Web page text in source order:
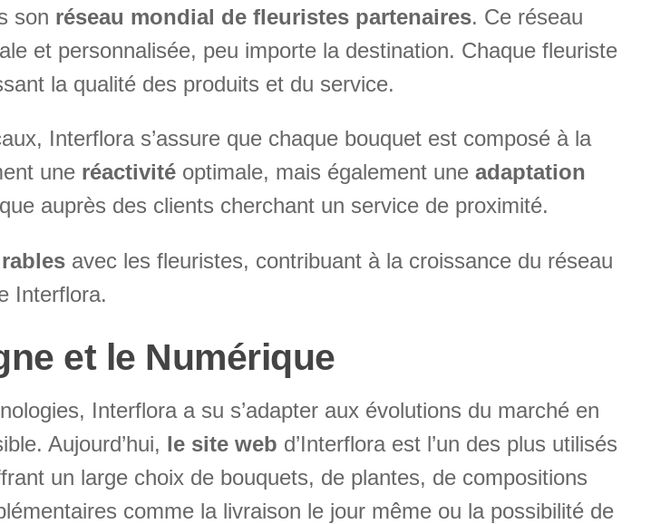
son réseau mondial de fleuristes partenaires. Ce réseau
et personnalisée, peu importe la destination. Chaque fleuriste
la qualité des produits et du service.
Interflora s’assure que chaque bouquet est composé à la
une réactivité optimale, mais également une adaptation
auprès des clients cherchant un service de proximité.
avec les fleuristes, contribuant à la croissance du réseau
Interflora.
et le Numérique
Interflora a su s’adapter aux évolutions du marché en
Aujourd’hui, le site web d’Interflora est l’un des plus utilisés
un large choix de bouquets, de plantes, de compositions
comme la livraison le jour même ou la possibilité de